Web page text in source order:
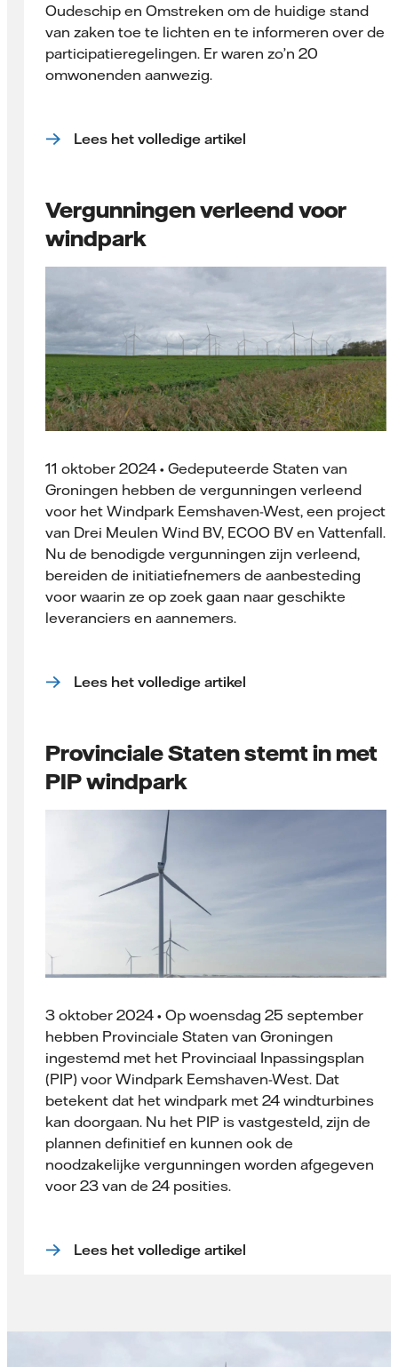
Oudeschip en Omstreken om de huidige stand
van zaken toe te lichten en te informeren over de
participatieregelingen. Er waren zo’n 20
omwonenden aanwezig.
Lees het volledige artikel
Vergunningen verleend voor
windpark
11 oktober 2024 • Gedeputeerde Staten van
Groningen hebben de vergunningen verleend
voor het Windpark Eemshaven-West, een project
van Drei Meulen Wind BV, ECOO BV en Vattenfall.
Nu de benodigde vergunningen zijn verleend,
bereiden de initiatiefnemers de aanbesteding
voor waarin ze op zoek gaan naar geschikte
leveranciers en aannemers.
Lees het volledige artikel
Provinciale Staten stemt in met
PIP windpark
3 oktober 2024 • Op woensdag 25 september
hebben Provinciale Staten van Groningen
ingestemd met het Provinciaal Inpassingsplan
(PIP) voor Windpark Eemshaven-West. Dat
betekent dat het windpark met 24 windturbines
kan doorgaan. Nu het PIP is vastgesteld, zijn de
plannen definitief en kunnen ook de
noodzakelijke vergunningen worden afgegeven
voor 23 van de 24 posities.
Lees het volledige artikel